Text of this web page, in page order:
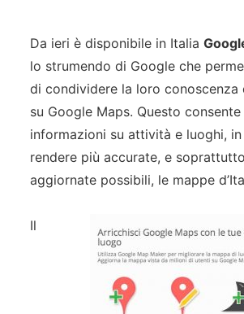
Da ieri è disponibile in Italia
lo strumendo di Google che
di condividere la loro
su Google Maps. Questo
informazioni su attività e luoghi,
rendere più accurate, e
aggiornate possibili, le mappe
Il